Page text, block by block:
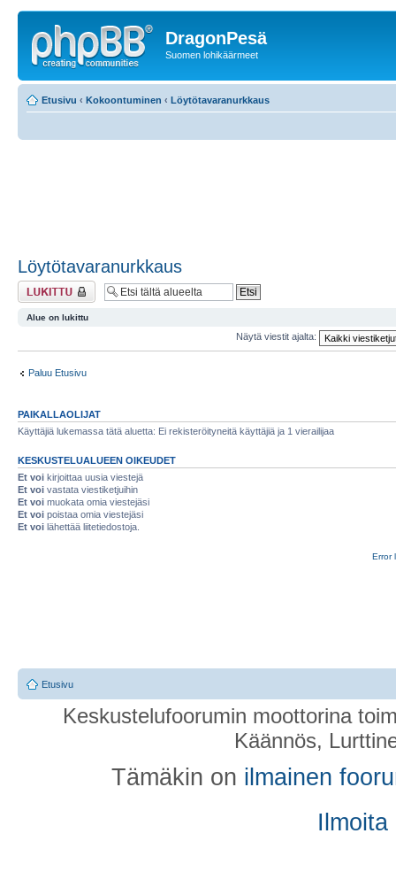
DragonPesä
Suomen lohikäärmeet
Etusivu ‹ Kokoontuminen ‹ Löytötavaranurkkaus
Löytötavaranurkkaus
Alue on lukittu
Alue on lukittu
Näytä viestit ajalta:
Paluu Etusivu
PAIKALLAOLIJAT
Käyttäjiä lukemassa tätä aluetta: Ei rekisteröityneitä käyttäjiä ja 1 vierailijaa
KESKUSTELUALUEEN OIKEUDET
Et voi kirjoittaa uusia viestejä
Et voi vastata viestiketjuihin
Et voi muokata omia viestejäsi
Et voi poistaa omia viestejäsi
Et voi lähettää liitetiedostoja.
Error
Etusivu
Keskustelufoorumin moottorina
Käännös,
Tämäkin on ilmainen